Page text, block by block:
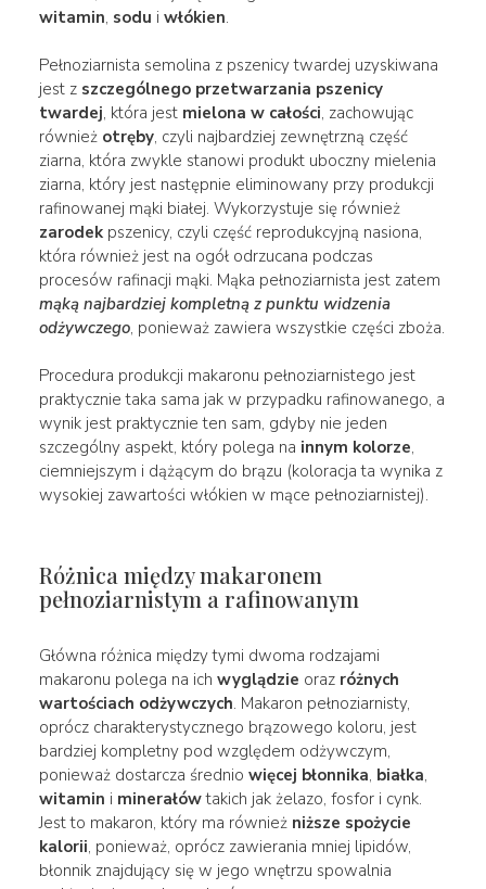
witamin, sodu i włókien.
Pełnoziarnista semolina z pszenicy twardej uzyskiwana
jest z szczególnego przetwarzania pszenicy
twardej, która jest mielona w całości, zachowując
również otręby, czyli najbardziej zewnętrzną część
ziarna, która zwykle stanowi produkt uboczny mielenia
ziarna, który jest następnie eliminowany przy produkcji
rafinowanej mąki białej. Wykorzystuje się również
zarodekpszenicy, czyli część reprodukcyjną nasiona,
która również jest na ogół odrzucana podczas
procesów rafinacji mąki. Mąka pełnoziarnista jest zatem
mąką najbardziej kompletną z punktu widzenia
odżywczego, ponieważ zawiera wszystkie części zboża.
Procedura produkcji makaronu pełnoziarnistego jest
praktycznie taka sama jak w przypadku rafinowanego, a
wynik jest praktycznie ten sam, gdyby nie jeden
szczególny aspekt, który polega na innym kolorze,
ciemniejszym i dążącym do brązu (koloracja ta wynika z
wysokiej zawartości włókien w mące pełnoziarnistej).
Różnica między makaronem
pełnoziarnistym a rafinowanym
Główna różnica między tymi dwoma rodzajami
makaronu polega na ich wyglądzie oraz różnych
wartościach odżywczych. Makaron pełnoziarnisty,
oprócz charakterystycznego brązowego koloru, jest
bardziej kompletny pod względem odżywczym,
ponieważ dostarcza średnio więcej błonnika, białka,
witamin i minerałówtakich jak żelazo, fosfor i cynk.
Jest to makaron, który ma również niższe spożycie
kalorii, ponieważ, oprócz zawierania mniej lipidów,
błonnik znajdujący się w jego wnętrzu spowalnia